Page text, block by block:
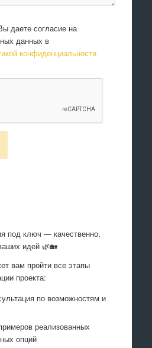
даете согласие на
данных в
конфиденциальности
под ключ — качественно,
идей 🌿🏡
вам пройти все этапы
проекта:
по возможностям и
реализованных
опций